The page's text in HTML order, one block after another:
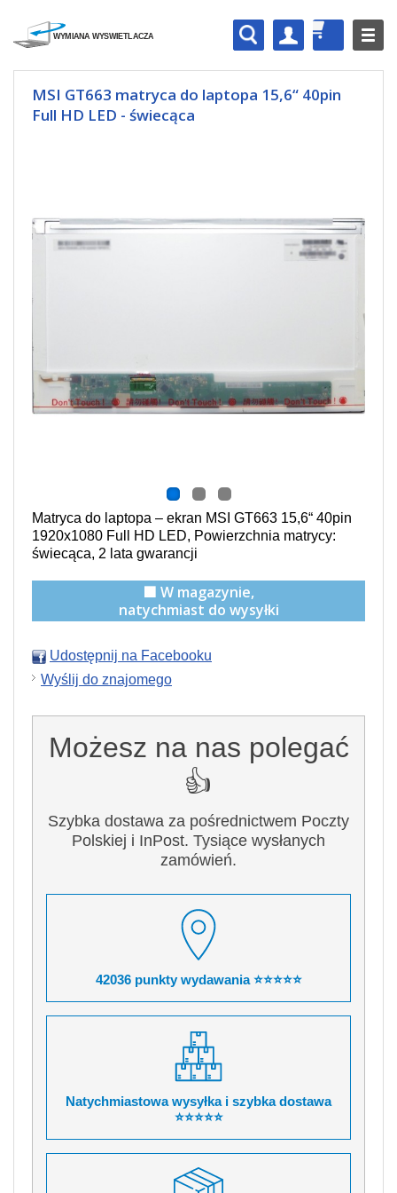
MSI GT663 matryca do laptopa 15,6“ 40pin
Full HD LED - świecąca
Matryca do laptopa – ekran MSI GT663 15,6“ 40pin
1920x1080 Full HD LED, Powierzchnia matrycy:
świecąca, 2 lata gwarancji
🟩 W magazynie,
natychmiast do wysyłki
Udostępnij na Facebooku
Wyślij do znajomego
Możesz na nas polegać
👍
Szybka dostawa za pośrednictwem Poczty
Polskiej i InPost. Tysiące wysłanych
zamówień.
42036 punkty wydawania ⭐⭐⭐⭐⭐
Natychmiastowa wysyłka i szybka dostawa
⭐⭐⭐⭐⭐